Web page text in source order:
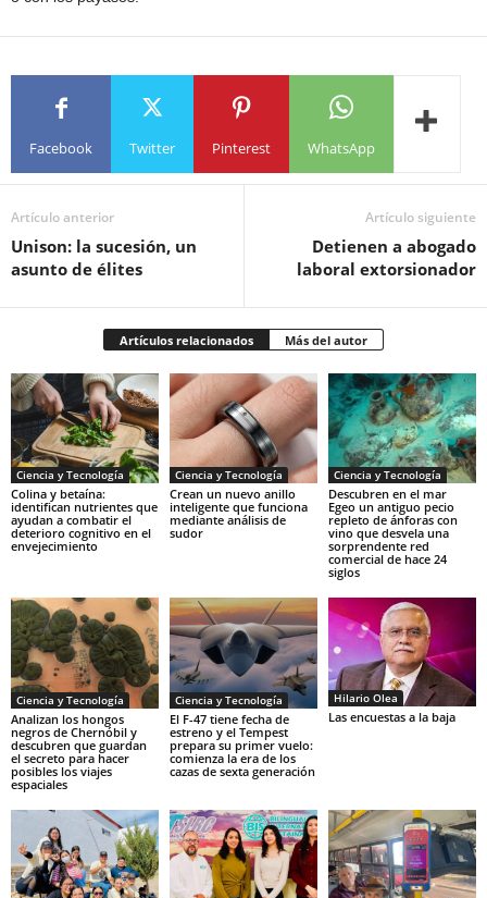
Facebook Twitter Pinterest WhatsApp
Artículo anterior
Unison: la sucesión, un
asunto de élites
Artículo siguiente
Detienen a abogado
laboral extorsionador
Artículos relacionados Más del autor
Ciencia y Tecnología
Colina y betaína:
identifican nutrientes que
ayudan a combatir el
deterioro cognitivo en el
envejecimiento
Ciencia y Tecnología
Crean un nuevo anillo
inteligente que funciona
mediante análisis de
sudor
Ciencia y Tecnología
Descubren en el mar
Egeo un antiguo pecio
repleto de ánforas con
vino que desvela una
sorprendente red
comercial de hace 24
siglos
Ciencia y Tecnología
Analizan los hongos
negros de Chernóbil y
descubren que guardan
el secreto para hacer
posibles los viajes
espaciales
Ciencia y Tecnología
El F-47 tiene fecha de
estreno y el Tempest
prepara su primer vuelo:
comienza la era de los
cazas de sexta generación
Hilario Olea
Las encuestas a la baja